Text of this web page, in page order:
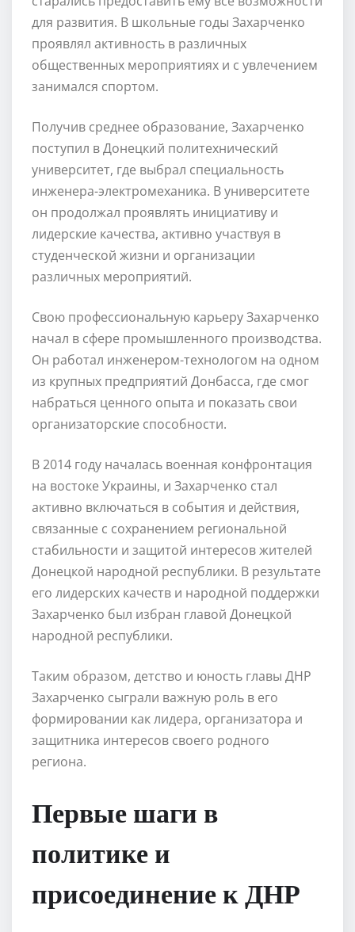
для развития. В школьные годы Захарченко
проявлял активность в различных
общественных мероприятиях и с увлечением
занимался спортом.
Получив среднее образование, Захарченко
поступил в Донецкий политехнический
университет, где выбрал специальность
инженера-электромеханика. В университете
он продолжал проявлять инициативу и
лидерские качества, активно участвуя в
студенческой жизни и организации
различных мероприятий.
Свою профессиональную карьеру Захарченко
начал в сфере промышленного производства.
Он работал инженером-технологом на одном
из крупных предприятий Донбасса, где смог
набраться ценного опыта и показать свои
организаторские способности.
В 2014 году началась военная конфронтация
на востоке Украины, и Захарченко стал
активно включаться в события и действия,
связанные с сохранением региональной
стабильности и защитой интересов жителей
Донецкой народной республики. В результате
его лидерских качеств и народной поддержки
Захарченко был избран главой Донецкой
народной республики.
Таким образом, детство и юность главы ДНР
Захарченко сыграли важную роль в его
формировании как лидера, организатора и
защитника интересов своего родного
региона.
Первые шаги в
политике и
присоединение к ДНР